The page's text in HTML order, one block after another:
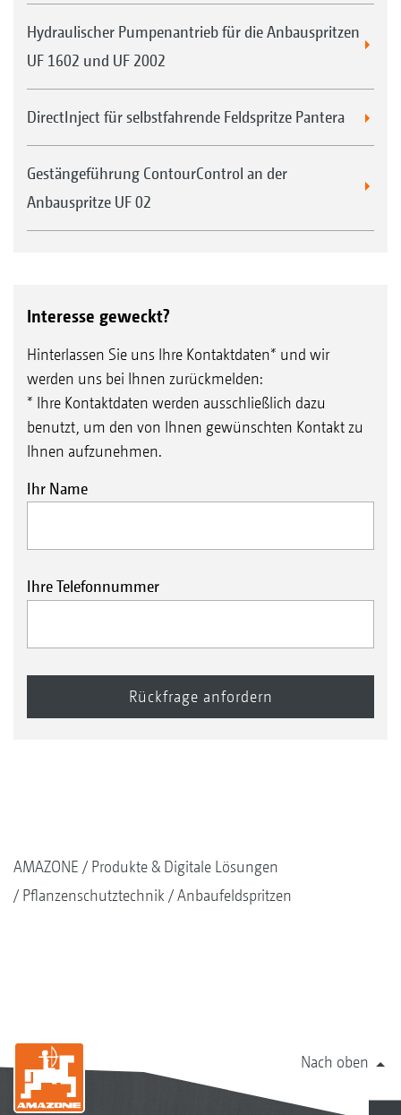
Hydraulischer Pumpenantrieb für die Anbauspritzen
UF 1602 und UF 2002
DirectInject für selbstfahrende Feldspritze Pantera
Gestängeführung ContourControl an der
Anbauspritze UF 02
Interesse geweckt?
Hinterlassen Sie uns Ihre Kontaktdaten* und wir
werden uns bei Ihnen zurückmelden:
* Ihre Kontaktdaten werden ausschließlich dazu
benutzt, um den von Ihnen gewünschten Kontakt zu
Ihnen aufzunehmen.
Ihr Name
Ihre Telefonnummer
AMAZONE
Produkte & Digitale Lösungen
Pflanzenschutztechnik
Anbaufeldspritzen
Nach oben